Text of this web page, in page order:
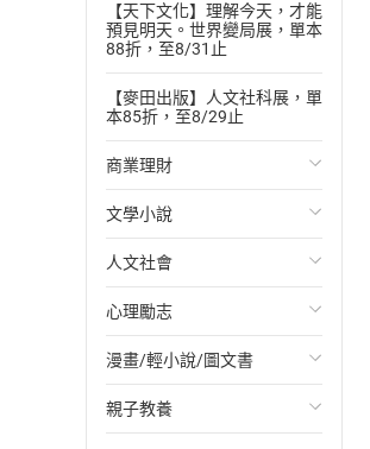
【天下文化】理解今天，才能
預見明天。世界變局展，單本
88折，至8/31止
【麥田出版】人文社科展，單
本85折，至8/29止
商業理財
投資理財
經濟/趨勢
財務/金融
管理/領導
職場工作術
文學小說
歐美文學
日本文學
韓國文學
華文文學
人文社會
國際關係
政治
社會科學
心理勵志
心靈成長/情緒
人際關係
漫畫/輕小說/圖文書
輕小說
親子教養